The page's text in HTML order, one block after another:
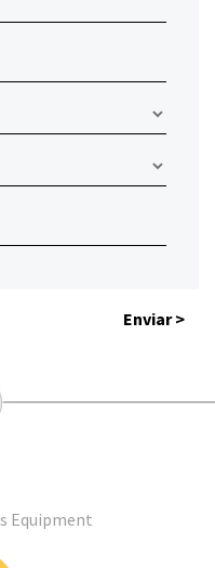
Enviar >
Equipment